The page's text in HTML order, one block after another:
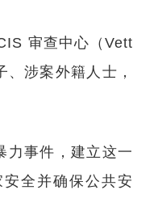
审查中心（Vett
涉案外籍人士，
力事件，建立这一
全并确保公共安